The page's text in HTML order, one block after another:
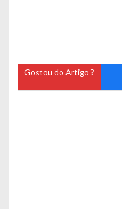
Gostou do Artigo ?